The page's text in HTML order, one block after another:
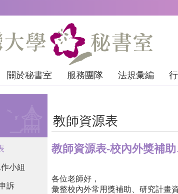
關於秘書室 服務團隊 法規彙編
小組
訴
教師資源表
教師資源表-校內外獎補
各位老師好，
彙整校內外常用獎補助、研究計畫